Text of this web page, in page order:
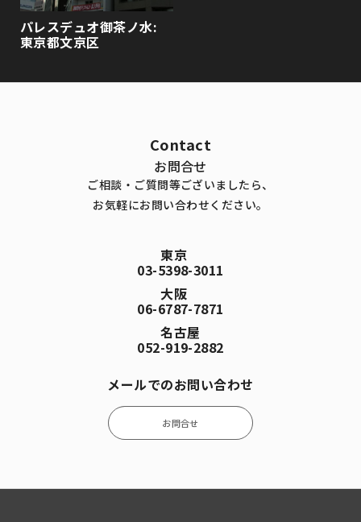
パレスデュオ御茶ノ水:
東京都文京区
Contact
お問合せ
ご相談・ご質問等ございましたら、
お気軽にお問い合わせください。
東京
03-5398-3011
大阪
06-6787-7871
名古屋
052-919-2882
メールでのお問い合わせ
お問合せ